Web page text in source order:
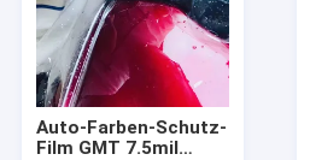
Haus
Produkte
Über uns
Auto-Farben-Schutz-
Film GMT 7.5mil